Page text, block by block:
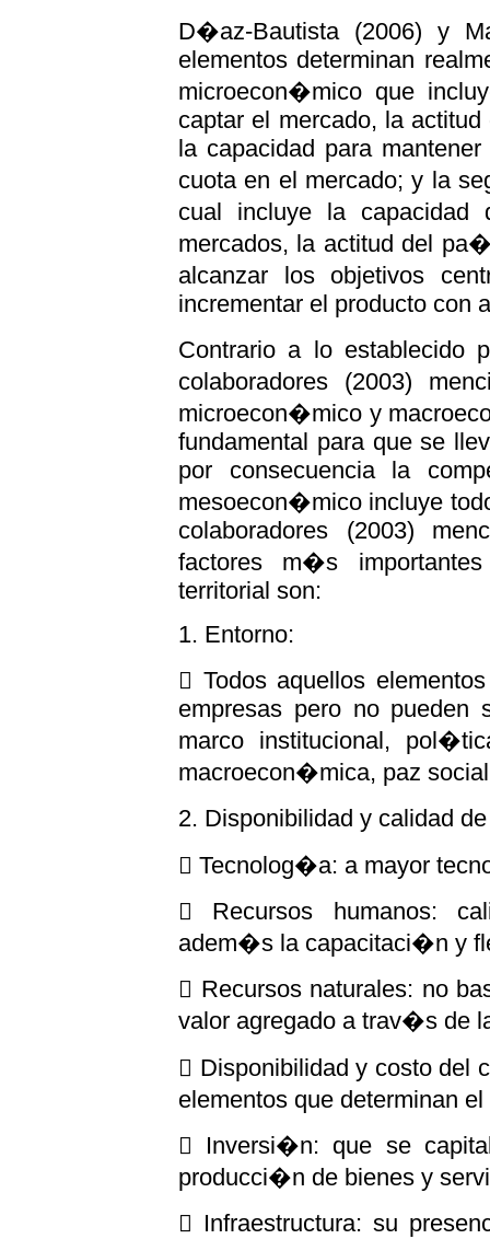
D�az-Bautista (2006) y
elementos determinan
microecon�mico que
captar el mercado, la
la capacidad para
cuota en el mercado; y la
cual incluye la
mercados, la actitud del
alcanzar los objetivos
incrementar el producto con
Contrario a lo establecido
colaboradores (2003)
microecon�mico y
fundamental para que se
por consecuencia la
mesoecon�mico incluye
colaboradores (2003)
factores m�s
territorial son:
1. Entorno:
 Todos aquellos
empresas pero no pueden
marco institucional,
macroecon�mica, paz
2. Disponibilidad y calidad
 Tecnolog�a: a mayor
 Recursos humanos:
adem�s la capacitaci�n y
 Recursos naturales: no
valor agregado a trav�s de
 Disponibilidad y costo del
elementos que determinan
 Inversi�n: que se
producci�n de bienes y
 Infraestructura: su